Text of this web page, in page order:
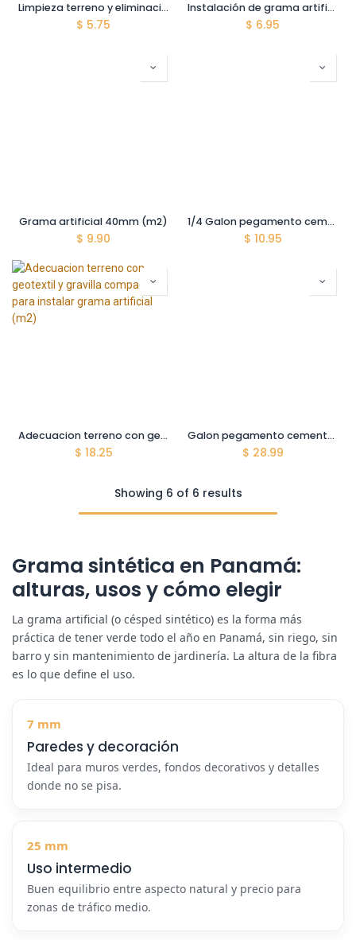
Limpieza terreno y eliminacion de maleza (m2)
$ 5.75
Instalación de grama artificial en superficie terminada (m2)
$ 6.95
Grama artificial 40mm (m2)
$ 9.90
1/4 Galon pegamento cemento contacto - Lanco - 250 ml
$ 10.95
Adecuacion terreno con geotextil y gravilla compactada para instalar grama artificial (m2)
$ 18.25
Galon pegamento cemento contacto 3,75 lt.
$ 28.99
Showing 6 of 6 results
Grama sintética en Panamá:
alturas, usos y cómo elegir
La grama artificial (o césped sintético) es la forma más
práctica de tener verde todo el año en Panamá, sin riego, sin
barro y sin mantenimiento de jardinería. La altura de la fibra
es lo que define el uso.
7 mm
Paredes y decoración
Ideal para muros verdes, fondos decorativos y detalles
donde no se pisa.
25 mm
Uso intermedio
Buen equilibrio entre aspecto natural y precio para
zonas de tráfico medio.